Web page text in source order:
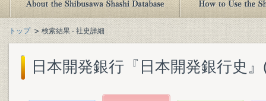
トップ 検索結果 - 社史詳細
日本開発銀行『日本開発銀行史